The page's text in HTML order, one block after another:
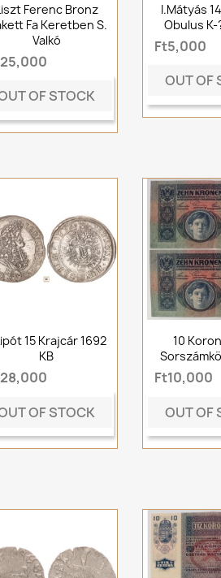
Ferenc Bronz
Fa Keretben S.
Valkó
OF STOCK
I.Mátyás
Obulus K-
Ft5,000
OUT OF
15 Krajcár 1692
KB
OF STOCK
10
Ft10,000
OUT OF